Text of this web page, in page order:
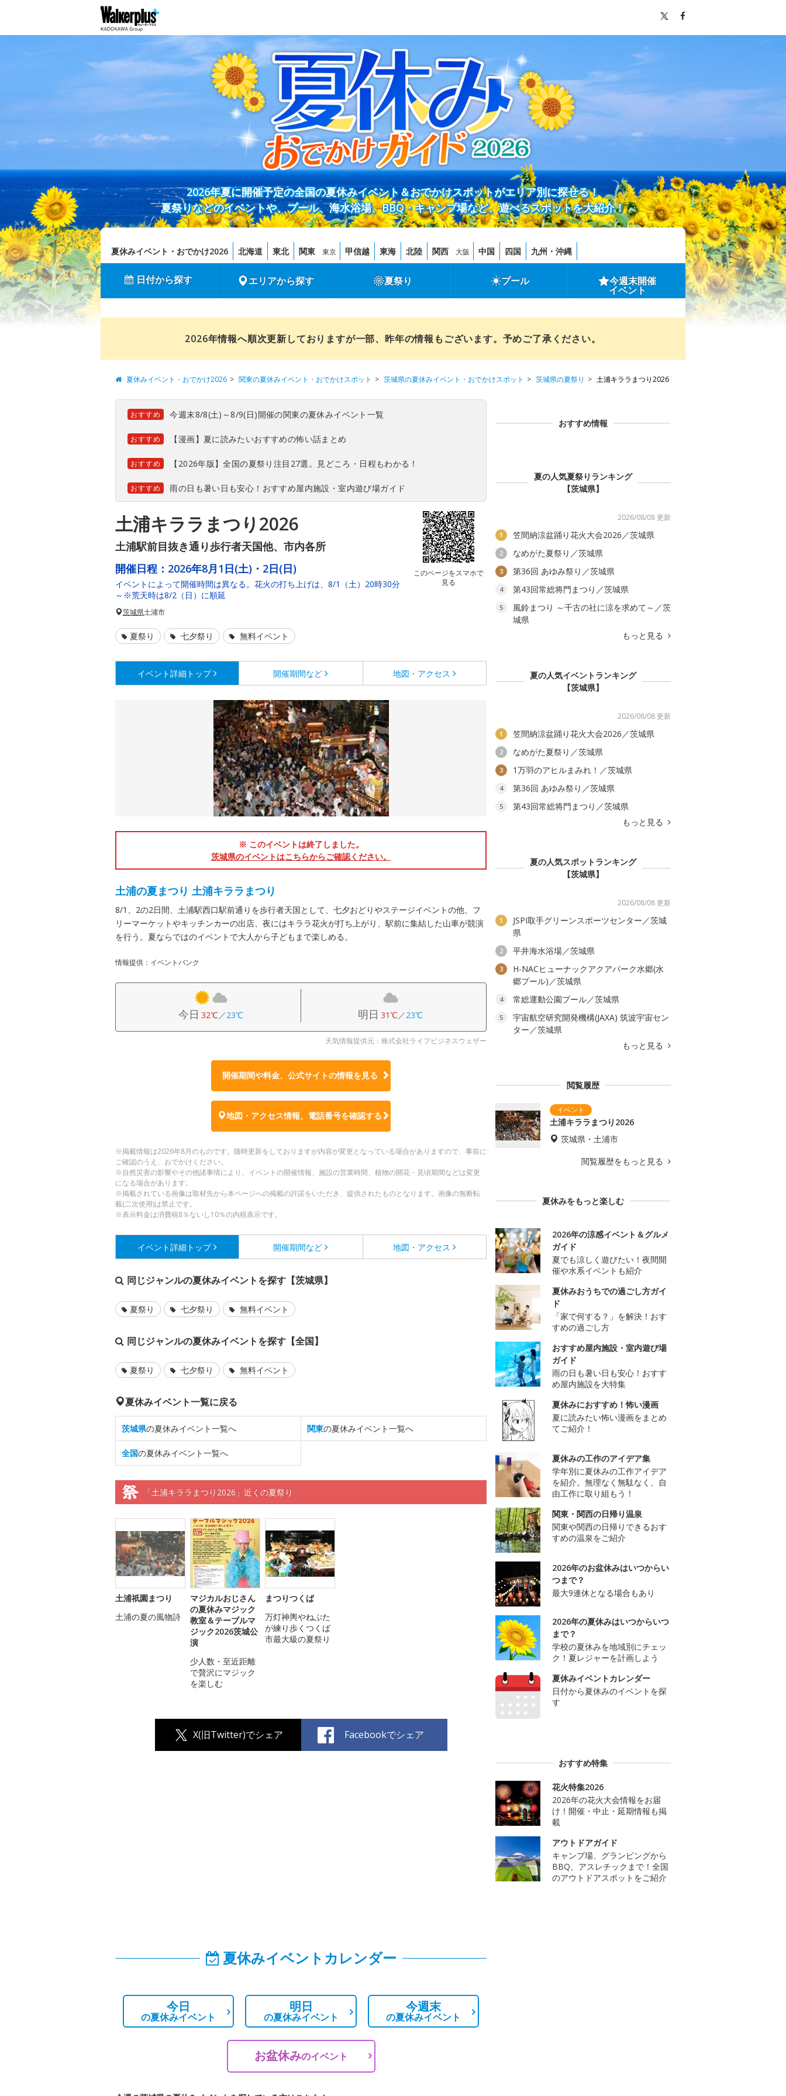
2026年夏に開催予定の全国の夏休みイベント＆おでかけスポットがエリア別に探せる！
夏祭りなどのイベントや、プール、海水浴場、BBQ・キャンプ場など、遊べるスポットを大紹介！
夏休みイベント・おでかけ2026 北海道 東北 関東 東京 甲信越 東海 北陸 関西 大阪 中国 四国 九州・沖縄
日付から探す エリアから探す 夏祭り プール 今週末開催
イベント
2026年情報へ順次更新しておりますが一部、昨年の情報もございます。予めご了承ください。
夏休みイベント・おでかけ2026 関東の夏休みイベント・おでかけスポット 茨城県の夏休みイベント・おでかけスポット 茨城県の夏祭り 土浦キララまつり2026
おすすめ 今週末8/8(土)～8/9(日)開催の関東の夏休みイベント一覧
おすすめ 【漫画】夏に読みたいおすすめの怖い話まとめ
おすすめ 【2026年版】全国の夏祭り注目27選。見どころ・日程もわかる！
おすすめ 雨の日も暑い日も安心！おすすめ屋内施設・室内遊び場ガイド
土浦キララまつり2026
土浦駅前目抜き通り歩行者天国他、市内各所
このページをスマホで
見る
開催日程： 2026年8月1日(土)・2日(日)
イベントによって開催時間は異なる。花火の打ち上げは、8/1（土）20時30分
～※荒天時は8/2（日）に順延
茨城県土浦市
夏祭り 七夕祭り 無料イベント
イベント詳細 トップ 開催期間など 地図・アクセス
※ このイベントは終了しました。
茨城県のイベントはこちらからご確認ください。
土浦の夏まつり 土浦キララまつり
8/1、2の2日間、土浦駅西口駅前通りを歩行者天国として、七夕おどりやステージイベントの他、フ
リーマーケットやキッチンカーの出店、夜にはキララ花火が打ち上がり、駅前に集結した山車が競演
を行う。夏ならではのイベントで大人から子どもまで楽しめる。
情報提供：イベントバンク
今日 32℃／23℃ 明日 31℃／23℃
天気情報提供元：株式会社ライフビジネスウェザー
開催期間や料金、公式サイトの情報を見る
地図・アクセス情報、電話番号を確認する
※掲載情報は2026年8月のものです。随時更新をしておりますが内容が変更となっている場合がありますので、事前に
ご確認のうえ、おでかけください。
※自然災害の影響やその他諸事情により、イベントの開催情報、施設の営業時間、植物の開花・見頃期間などは変更
になる場合があります。
※掲載されている画像は取材先から本ページへの掲載の許諾をいただき、提供されたものとなります。画像の無断転
載(二次使用)は禁止です。
※表示料金は消費税8％ないし10％の内税表示です。
イベント詳細 トップ 開催期間など 地図・アクセス
同じジャンルの夏休みイベントを探す【茨城県】
夏祭り 七夕祭り 無料イベント
同じジャンルの夏休みイベントを探す【全国】
夏祭り 七夕祭り 無料イベント
夏休みイベント一覧に戻る
茨城県の夏休みイベント一覧へ 関東の夏休みイベント一覧へ
全国の夏休みイベント一覧へ
「土浦キララまつり2026」近くの夏祭り
土浦祇園まつり
土浦の夏の風物詩
マジカルおじさん
の夏休みマジック
教室＆テーブルマ
ジック2026茨城公
演
少人数・至近距離
で贅沢にマジック
を楽しむ
まつりつくば
万灯神輿やねぶた
が練り歩くつくば
市最大級の夏祭り
X(旧Twitter)でシェア Facebookでシェア
夏休みイベントカレンダー
今日
の夏休みイベント
明日
の夏休みイベント
今週末
の夏休みイベント
お盆休みのイベント
おすすめ情報
夏の人気夏祭りランキング
【茨城県】
2026/08/08 更新
1 笠間納涼盆踊り花火大会2026／茨城県
2 なめがた夏祭り／茨城県
3 第36回 あゆみ祭り／茨城県
4 第43回常総将門まつり／茨城県
5
風鈴まつり ～千古の社に涼を求めて～／茨
城県
もっと見る
夏の人気イベントランキング
【茨城県】
2026/08/08 更新
1 笠間納涼盆踊り花火大会2026／茨城県
2 なめがた夏祭り／茨城県
3 1万羽のアヒルまみれ！／茨城県
4 第36回 あゆみ祭り／茨城県
5
第43回常総将門まつり／茨城県
もっと見る
夏の人気スポットランキング
【茨城県】
2026/08/08 更新
1
JSPI取手グリーンスポーツセンター／茨城
県
2 平井海水浴場／茨城県
3
H-NACヒューナックアクアパーク水郷(水
郷プール)／茨城県
4 常総運動公園プール／茨城県
5
宇宙航空研究開発機構(JAXA) 筑波宇宙セン
ター／茨城県
もっと見る
閲覧履歴
土浦キララまつり2026
茨城県・土浦市
閲覧履歴をもっと見る
夏休みをもっと楽しむ
2026年の涼感イベント＆グルメ
ガイド
夏でも涼しく遊びたい！夜間開
催や水系イベントも紹介
夏休みおうちでの過ごし方ガイ
ド
「家で何する？」を解決！おす
すめの過ごし方
おすすめ屋内施設・室内遊び場
ガイド
雨の日も暑い日も安心！おすす
め屋内施設を大特集
夏休みにおすすめ！怖い漫画
夏に読みたい怖い漫画をまとめ
てご紹介！
夏休みの工作のアイデア集
学年別に夏休みの工作アイデア
を紹介。無理なく無駄なく、自
由工作に取り組もう！
関東・関西の日帰り温泉
関東や関西の日帰りできるおす
すめの温泉をご紹介
2026年のお盆休みはいつからい
つまで？
最大9連休となる場合もあり
2026年の夏休みはいつからいつ
まで？
学校の夏休みを地域別にチェッ
ク！夏レジャーを計画しよう
夏休みイベントカレンダー
日付から夏休みのイベントを探
す
おすすめ特集
花火特集2026
2026年の花火大会情報をお届
け！開催・中止・延期情報も掲
載
アウトドアガイド
キャンプ場、グランピングから
BBQ、アスレチックまで！全国
のアウトドアスポットをご紹介